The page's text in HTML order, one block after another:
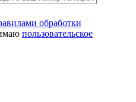
обработки
пользовательское